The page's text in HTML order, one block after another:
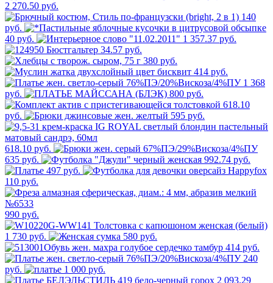
2 270.50 руб.
140
руб.
40 руб.
1 357.37 руб.
34.57 руб.
380 руб.
414 руб.
1 368
руб.
800 руб.
618.10
руб.
595 руб.
618.10 руб.
635 руб.
992.74 руб.
497 руб.
110 руб.
990 руб.
1 730 руб.
580 руб.
414 руб.
240
руб.
1 000 руб.
2 093.29